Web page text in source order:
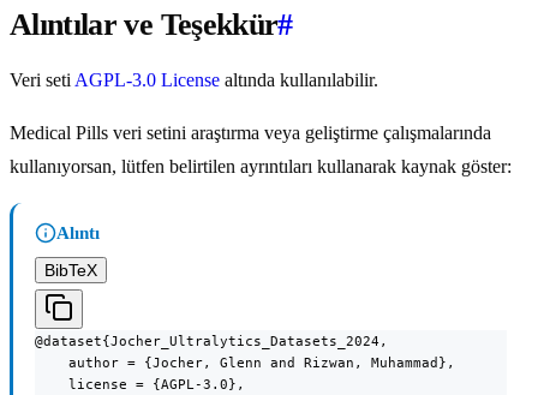
Alıntılar ve Teşekkür#
Veri seti AGPL-3.0 License altında kullanılabilir.
Medical Pills veri setini araştırma veya geliştirme çalışmalarında
kullanıyorsan, lütfen belirtilen ayrıntıları kullanarak kaynak göster:
Alıntı
BibTeX
@dataset{Jocher_Ultralytics_Datasets_2024,
    author = {Jocher, Glenn and Rizwan, Muhammad},
    license = {AGPL-3.0},